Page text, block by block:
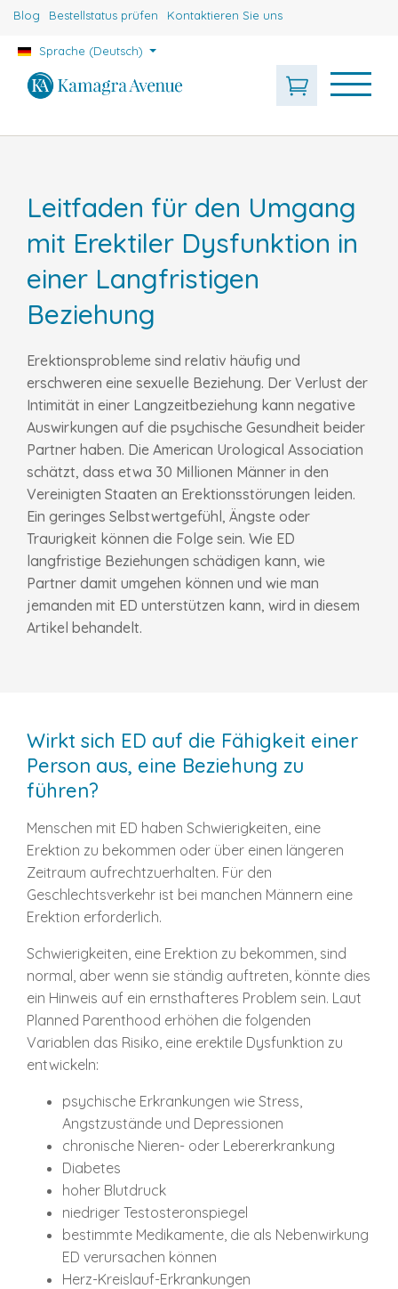
Blog Bestellstatus prüfen Kontaktieren Sie uns
Sprache (Deutsch)
Leitfaden für den Umgang
mit Erektiler Dysfunktion in
einer Langfristigen
Beziehung
Erektionsprobleme sind relativ häufig und
erschweren eine sexuelle Beziehung. Der Verlust der
Intimität in einer Langzeitbeziehung kann negative
Auswirkungen auf die psychische Gesundheit beider
Partner haben. Die American Urological Association
schätzt, dass etwa 30 Millionen Männer in den
Vereinigten Staaten an Erektionsstörungen leiden.
Ein geringes Selbstwertgefühl, Ängste oder
Traurigkeit können die Folge sein. Wie ED
langfristige Beziehungen schädigen kann, wie
Partner damit umgehen können und wie man
jemanden mit ED unterstützen kann, wird in diesem
Artikel behandelt.
Wirkt sich ED auf die Fähigkeit einer
Person aus, eine Beziehung zu
führen?
Menschen mit ED haben Schwierigkeiten, eine
Erektion zu bekommen oder über einen längeren
Zeitraum aufrechtzuerhalten. Für den
Geschlechtsverkehr ist bei manchen Männern eine
Erektion erforderlich.
Schwierigkeiten, eine Erektion zu bekommen, sind
normal, aber wenn sie ständig auftreten, könnte dies
ein Hinweis auf ein ernsthafteres Problem sein. Laut
Planned Parenthood erhöhen die folgenden
Variablen das Risiko, eine erektile Dysfunktion zu
entwickeln:
psychische Erkrankungen wie Stress,
Angstzustände und Depressionen
chronische Nieren- oder Lebererkrankung
Diabetes
hoher Blutdruck
niedriger Testosteronspiegel
bestimmte Medikamente, die als Nebenwirkung
ED verursachen können
Herz-Kreislauf-Erkrankungen